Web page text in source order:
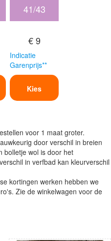
41/43
€ 9
Indicatie
Garenprijs**
Kies
voor 1 maat groter.
door verschil in breien
bolletje wol is door het
in verfbad kan kleurverschil
kortingen werken hebben we
Zie de winkelwagen voor de